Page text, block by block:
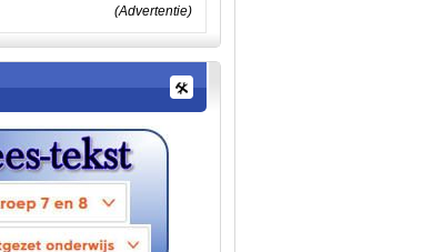
(Advertentie)